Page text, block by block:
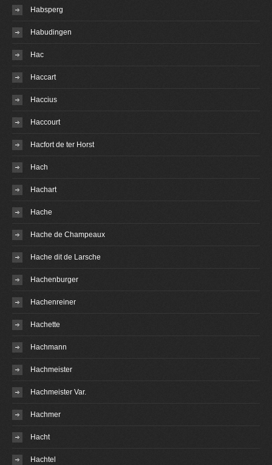
Habsperg
Habudingen
Hac
Haccart
Haccius
Haccourt
Hacfort de ter Horst
Hach
Hachart
Hache
Hache de Champeaux
Hache dit de Larsche
Hachenburger
Hachenreiner
Hachette
Hachmann
Hachmeister
Hachmeister Var.
Hachmer
Hacht
Hachtel